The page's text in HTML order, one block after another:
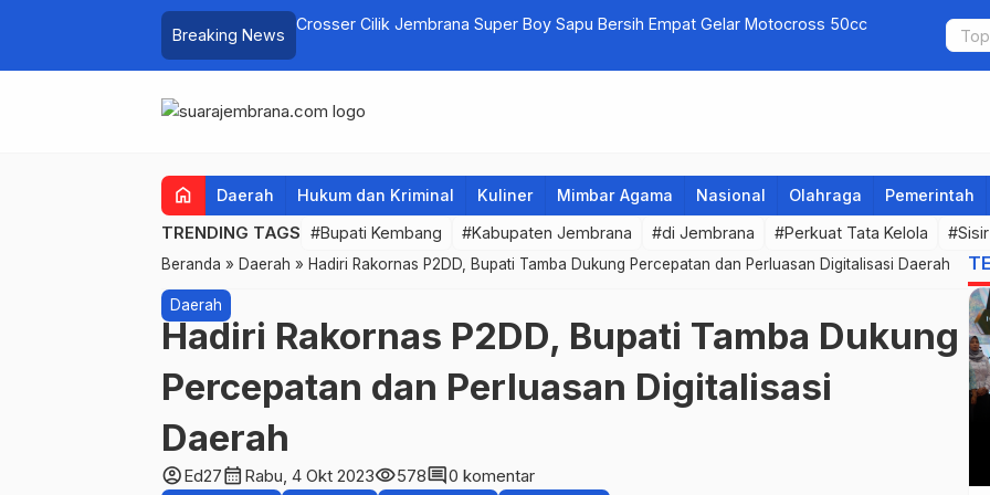
Breaking News
Crosser Cilik Jembrana Super Boy Sapu Bersih Empat Gelar Motocross 50cc Jembrana
home Daerah Hukum dan Kriminal Kuliner Mimbar Agama Nasional Olahraga Pemerintah
TRENDING TAGS #Bupati Kembang #Kabupaten Jembrana #di Jembrana #Perkuat Tata Kelola
Beranda » Daerah » Hadiri Rakornas P2DD, Bupati Tamba Dukung Percepatan dan Perluasan Digitalisasi Daerah
Daerah
Hadiri Rakornas P2DD, Bupati Tamba Dukung
Percepatan dan Perluasan Digitalisasi
Daerah
account_circleEd27calendar_month Rabu, 4 Okt 2023visibility578comment0 komentar